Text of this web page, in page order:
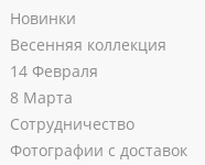
Новинки
Весенняя коллекция
14 Февраля
8 Марта
Сотрудничество
Фотографии с доставок